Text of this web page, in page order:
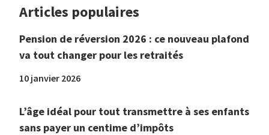
Articles populaires
Pension de réversion 2026 : ce nouveau plafond
va tout changer pour les retraités
10 janvier 2026
L’âge idéal pour tout transmettre à ses enfants
sans payer un centime d’impôts